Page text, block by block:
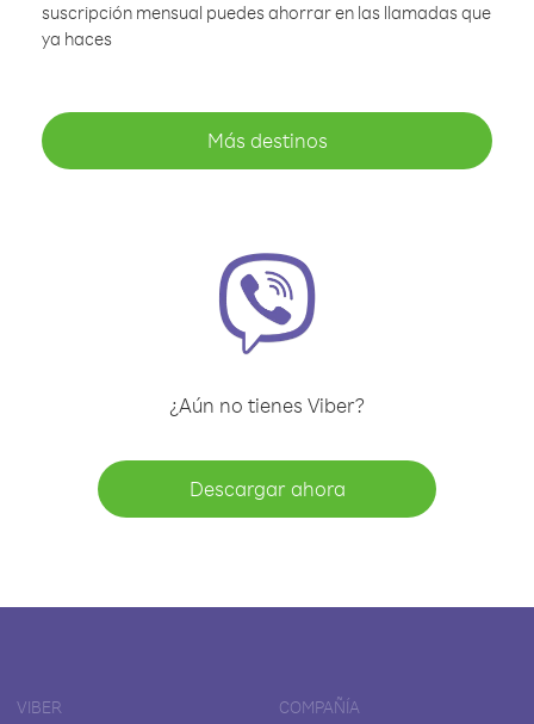
suscripción mensual puedes ahorrar en las llamadas que
ya haces
Más destinos
¿Aún no tienes Viber?
Descargar ahora
VIBER COMPAÑÍA